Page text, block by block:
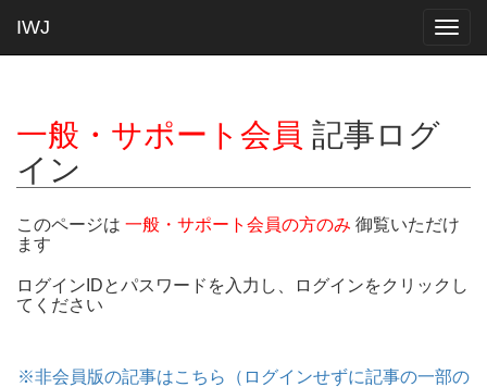
IWJ
一般・サポート会員 記事ログ
イン
このページは 一般・サポート会員の方のみ 御覧いただけ
ます
ログインIDとパスワードを入力し、ログインをクリックし
てください
※非会員版の記事はこちら（ログインせずに記事の一部の